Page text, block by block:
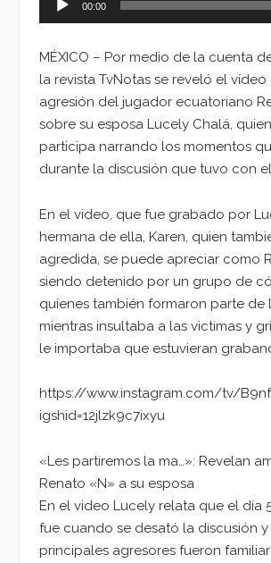
00:00
MÉXICO – Por medio de la cuenta
la revista TvNotas se reveló el vídeo
agresión del jugador ecuatoriano
sobre su esposa Lucely Chalá,
participa narrando los momentos
durante la discusión que tuvo con
En el video, que fue grabado por
hermana de ella, Karen, quien
agredida, se puede apreciar como
siendo detenido por un grupo de
quienes también formaron parte de
mientras insultaba a las victimas y
le importaba que estuvieran
https://www.instagram.com/tv/
igshid=12jlzk9c7ixyu
«Les partiremos la ma…»: Revelan
Renato «N» a su esposa
En el video Lucely relata que el día
fue cuando se desató la discusión
principales agresores fueron